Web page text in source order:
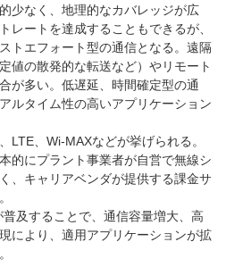
少なく、地理的なカバレッジが広
レートを達成することもできるが、
トエフォート型の通信となる。遠隔
値の散発的な転送など）やリモート
が多い。低遅延、時間確定型の通
ルタイム性の高いアプリケーション
、Wi-MAXなどが挙げられる。
的にプラント事業者が自営で無線シ
、キャリアベンダが提供する課金サ
及することで、通信容量増大、高
により、適用アプリケーションが拡